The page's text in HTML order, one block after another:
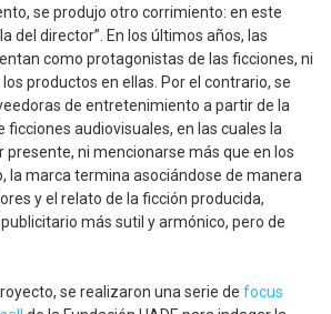
se produjo otro corrimiento: en este
del director”. En los últimos años, las
como protagonistas de las ficciones, ni
productos en ellas. Por el contrario, se
de entretenimiento a partir de la
ficciones audiovisuales, en las cuales la
presente, ni mencionarse más que en los
la marca termina asociándose de manera
y el relato de la ficción producida,
más sutil y armónico, pero de
se realizaron una serie de focus